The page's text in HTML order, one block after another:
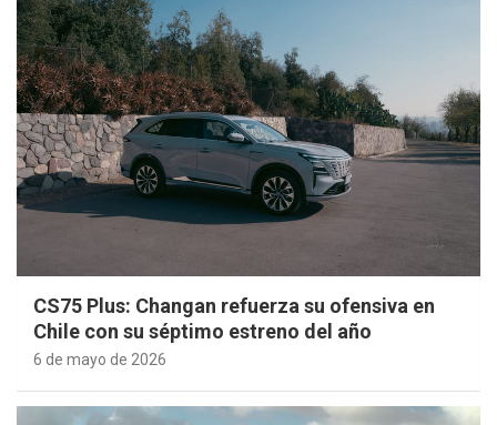
CS75 Plus: Changan refuerza su ofensiva en
Chile con su séptimo estreno del año
6 de mayo de 2026